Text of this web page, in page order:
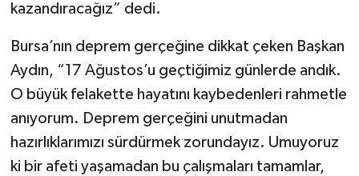
kazandıracağız” dedi.
Bursa’nın deprem gerçeğine dikkat çeken Başkan
Aydın, “17 Ağustos’u geçtiğimiz günlerde andık.
O büyük felakette hayatını kaybedenleri rahmetle
anıyorum. Deprem gerçeğini unutmadan
hazırlıklarımızı sürdürmek zorundayız. Umuyoruz
ki bir afeti yaşamadan bu çalışmaları tamamlar,